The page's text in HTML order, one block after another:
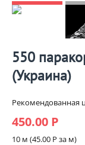
550
(Украина)
Рекомендованная
450.00 Р
10 м (45.00 Р за м)